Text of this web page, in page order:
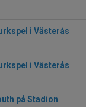
i Västerås
i Västerås
på Stadion